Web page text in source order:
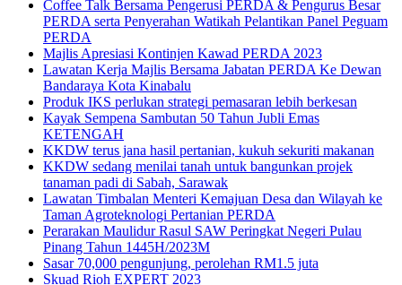
Coffee Talk Bersama Pengerusi PERDA & Pengurus Besar
PERDA serta Penyerahan Watikah Pelantikan Panel Peguam
PERDA
Majlis Apresiasi Kontinjen Kawad PERDA 2023
Lawatan Kerja Majlis Bersama Jabatan PERDA Ke Dewan
Bandaraya Kota Kinabalu
Produk IKS perlukan strategi pemasaran lebih berkesan
Kayak Sempena Sambutan 50 Tahun Jubli Emas
KETENGAH
KKDW terus jana hasil pertanian, kukuh sekuriti makanan
KKDW sedang menilai tanah untuk bangunkan projek
tanaman padi di Sabah, Sarawak
Lawatan Timbalan Menteri Kemajuan Desa dan Wilayah ke
Taman Agroteknologi Pertanian PERDA
Perarakan Maulidur Rasul SAW Peringkat Negeri Pulau
Pinang Tahun 1445H/2023M
Sasar 70,000 pengunjung, perolehan RM1.5 juta
Skuad Rioh EXPERT 2023